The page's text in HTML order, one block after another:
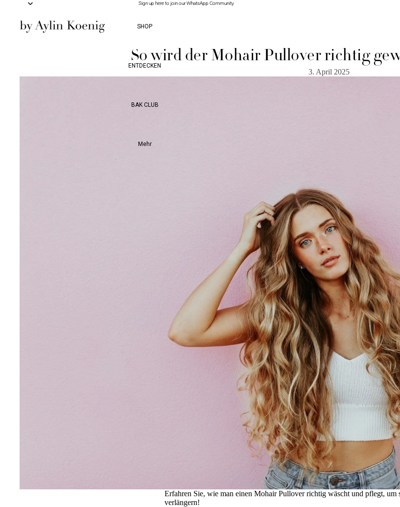
Sign up here to join our WhatsApp Community
Sign up here to join our WhatsApp Community
SHOP
ENTDECKEN
BAK CLUB
Mehr
So wird der Mohair Pullover richtig
3. April 2025
Erfahren Sie, wie man einen Mohair Pullover richtig wäscht und pflegt, um
verlängern!